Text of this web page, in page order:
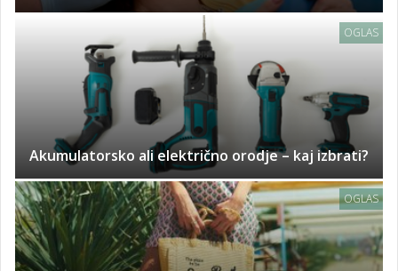
OGLAS
Akumulatorsko ali električno orodje – kaj izbrati?
OGLAS